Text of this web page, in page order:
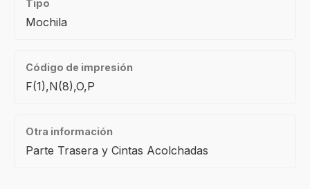
Tipo
Mochila
Código de impresión
F(1),N(8),O,P
Otra información
Parte Trasera y Cintas Acolchadas